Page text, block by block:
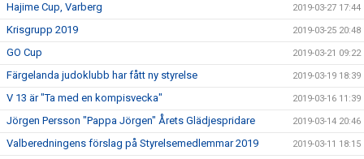
Hajime Cup, Varberg 2019-03-27 17:44
Krisgrupp 2019 2019-03-25 20:48
GO Cup 2019-03-21 09:22
Färgelanda judoklubb har fått ny styrelse 2019-03-19 18:39
V 13 är "Ta med en kompisvecka" 2019-03-16 11:39
Jörgen Persson "Pappa Jörgen" Årets Glädjespridare 2019-03-14 20:46
Valberedningens förslag på Styrelsemedlemmar 2019 2019-03-11 18:15